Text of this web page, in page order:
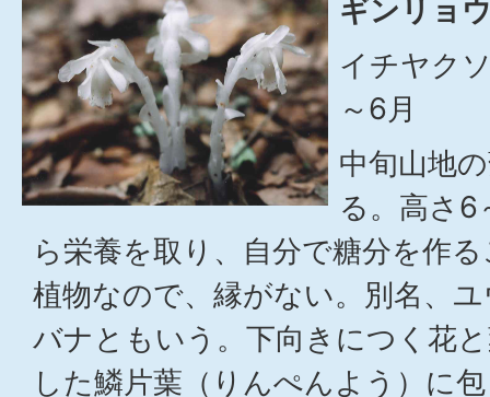
ギンリョ
イチヤク
～6月
中旬山地
る。高さ6
ら栄養を取り、自分で糖分を作
植物なので、縁がない。別名、
バナともいう。下向きにつく花
した鱗片葉（りんぺんよう）に